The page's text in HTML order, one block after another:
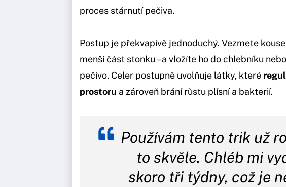
proces stárnutí pečiva.
Postup je překvapivě jednoduchý. Vezmete
menší část stonku – a vložíte ho do chlebníku
pečivo. Celer postupně uvolňuje látky, které
prostoru a zároveň brání růstu plísní a bakterií.
Používám tento trik už
to skvěle. Chléb mi
skoro tři týdny, což je